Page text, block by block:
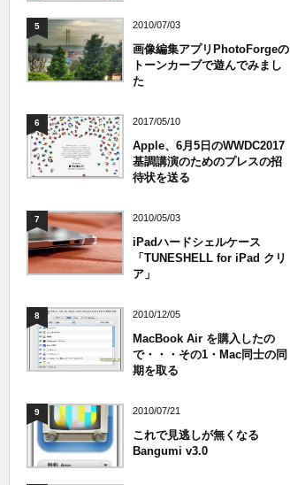
5 2010/07/03
画像編集アプリPhotoForgeの
トーンカーブで遊んでみまし
た
6 2017/05/10
Apple、6月5日のWWDC2017
基調講演のためのプレスの招
待状を送る
7 2010/05/03
iPadハードシェルケース
「TUNESHELL for iPad クリ
ア」
8 2010/12/05
MacBook Air を購入したの
で・・・その1・Mac同士の同
期を取る
9 2010/07/21
これで見逃しが無くなる
Bangumi v3.0